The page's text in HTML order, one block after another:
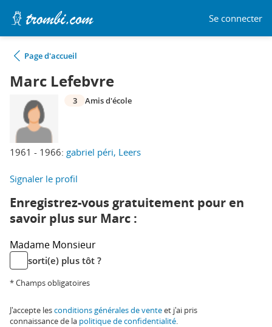
Se connecter
Page d'accueil
Marc Lefebvre
1961 - 1966: gabriel péri, Leers
3 Amis d'école
Signaler le profil
Enregistrez-vous gratuitement pour en
savoir plus sur Marc :
Madame Monsieur
sorti(e) plus tôt ?
* Champs obligatoires
J'accepte lesconditions générales de venteet j'ai pris
connaissance de la politique de confidentialité.